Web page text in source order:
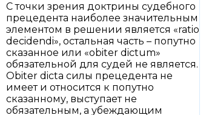
С точки зрения доктрины судебного
прецедента наиболее значительным
элементом в решении является «ratio
decidendi», остальная часть – попутно
сказанное или «obiter dictum»
обязательной для судей не является.
Obiter dicta силы прецедента не
имеет и относится к попутно
сказанному, выступает не
обязательным, а убеждающим